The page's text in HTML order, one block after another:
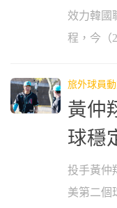
效力韓國
程，今（
旅外球員
黃仲
球穩
投手黃仲
美第二個